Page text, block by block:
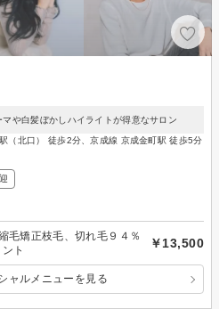
や白髪ぼかしハイライトが得意なサロン
（北口） 徒歩2分、京成線 京成金町駅 徒歩5分
毛矯正枝毛、切れ毛９４％
ト
￥13,500
ャルメニューを見る